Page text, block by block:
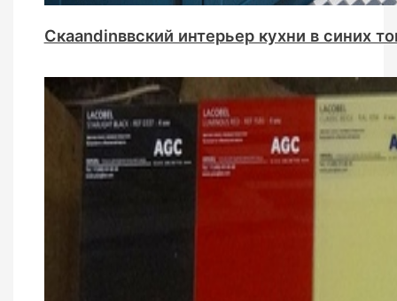
Скаandinввский интерьер кухни в синих